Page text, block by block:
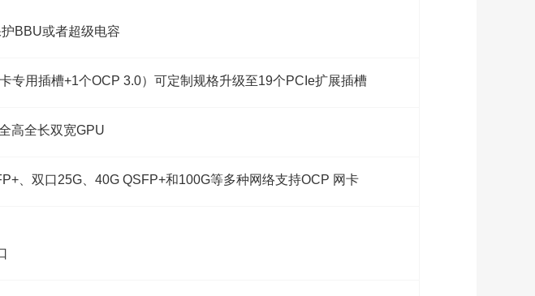
BBU或者超级电容
专用插槽+1个OCP 3.0）可定制规格升级至19个PCIe扩展插槽
高全长双宽GPU
、双口25G、40G QSFP+和100G等多种网络支持OCP 网卡